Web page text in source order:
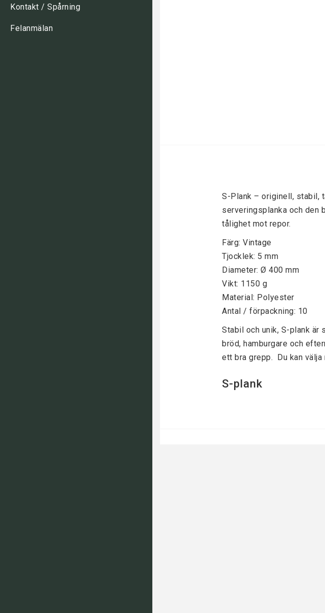
Kontakt / Spårning
Felanmälan
S-Plank – originell, stabil,
serveringsplanka och den
tålighet mot repor.
Färg: Vintage
Tjocklek: 5 mm
Diameter: Ø 400 mm
Vikt: 1150 g
Material: Polyester
Antal / förpackning: 10
Stabil och unik, S-plank
bröd, hamburgare och
ett bra grepp. Du kan
S-plank